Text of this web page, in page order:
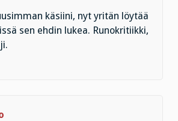
käsiini, nyt yritän löytää
sen ehdin lukea. Runokritiikki,